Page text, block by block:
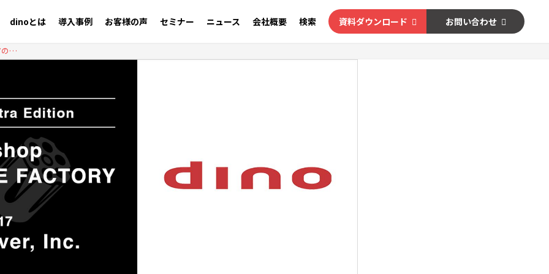
dinoとは 導入事例 お客様の声 セミナー ニュース 会社概要 検索 資料ダウンロード お問い合わせ
Workshop @THE FACTORY Extra Edition - 「Webメディアの拡大・成長をサポート！知っておきたいdinoのオプションメニュー活用術」